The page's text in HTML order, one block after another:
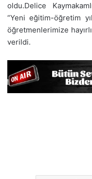
oldu.Delice
“Yeni eğitim-öğretim
öğretmenlerimize
verildi.